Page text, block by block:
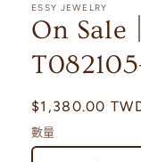
窗
中
開
啟
多
體
檔
案
ESSY JEWELRY
On Sale
定
價
$1,380.00
數量